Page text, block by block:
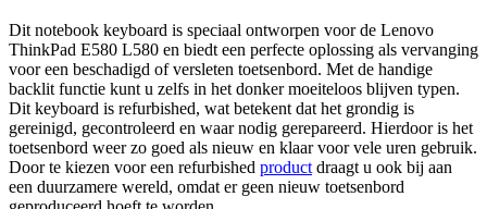
Dit notebook keyboard is speciaal ontworpen voor de Lenovo
ThinkPad E580 L580 en biedt een perfecte oplossing als vervanging
voor een beschadigd of versleten toetsenbord. Met de handige
backlit functie kunt u zelfs in het donker moeiteloos blijven typen.
Dit keyboard is refurbished, wat betekent dat het grondig is
gereinigd, gecontroleerd en waar nodig gerepareerd. Hierdoor is het
toetsenbord weer zo goed als nieuw en klaar voor vele uren gebruik.
Door te kiezen voor een refurbished product draagt u ook bij aan
een duurzamere wereld, omdat er geen nieuw toetsenbord